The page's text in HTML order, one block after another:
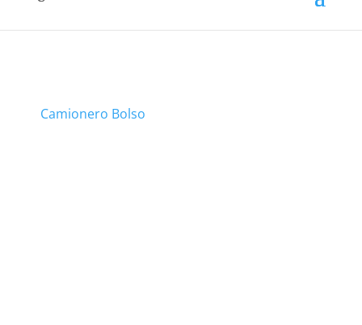
Camionero Bolso